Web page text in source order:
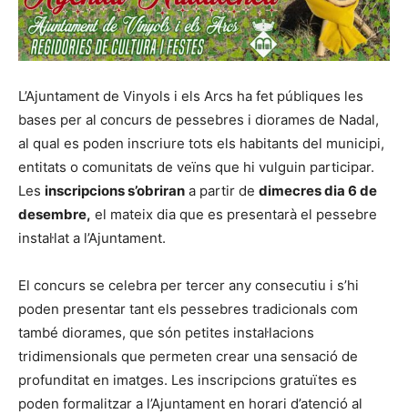
L’Ajuntament de Vinyols i els Arcs ha fet públiques les
bases per al concurs de pessebres i diorames de Nadal,
al qual es poden inscriure tots els habitants del municipi,
entitats o comunitats de veïns que hi vulguin participar.
Les inscripcions s’obriran a partir de dimecres dia 6 de
desembre, el mateix dia que es presentarà el pessebre
instal·lat a l’Ajuntament.
El concurs se celebra per tercer any consecutiu i s’hi
poden presentar tant els pessebres tradicionals com
també diorames, que són petites instal·lacions
tridimensionals que permeten crear una sensació de
profunditat en imatges. Les inscripcions gratuïtes es
poden formalitzar a l’Ajuntament en horari d’atenció al